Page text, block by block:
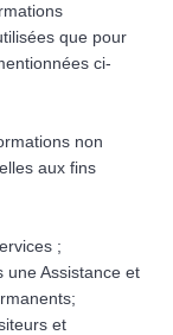
que pour
ci-
non
aux fins
;
une Assistance et
et